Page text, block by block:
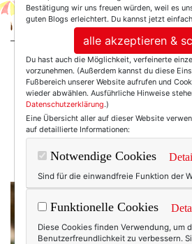
For Women.
Einträge
Tag:
Bestätigung wir uns freuen würden, weil es
guten Blogs erleichtert. Du kannst jetzt einfach
alle akzeptieren &
Du hast auch die Möglichkeit, verfeinerte
vorzunehmen. (Außerdem kannst du diese
Fußbereich unserer Website aufrufen und
wieder abwählen. Ausführliche Hinweise
Datenschutzerklärung.)
Eine Übersicht aller auf dieser Website
auf detaillierte Informationen:
Notwendige Cookies
Sind für die einwandfreie Funktion der
Funktionelle Cookies
Diese Cookies finden Verwendung, um
Benutzerfreundlichkeit zu verbessern.